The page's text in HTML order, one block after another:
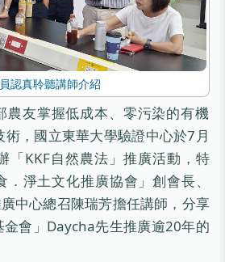
認真聆聽講師介紹
農友掌握低成本、零污染的有機
術，國立東華大學驗證中心於7月
「KKF自然農法」推廣活動，特
淨土文化推廣協會」創會長、
中心總召陳瑞芳擔任講師，分享
會」Daycha先生推廣逾20年的